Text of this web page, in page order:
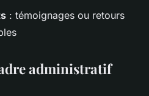
: témoignages ou retours
administratif